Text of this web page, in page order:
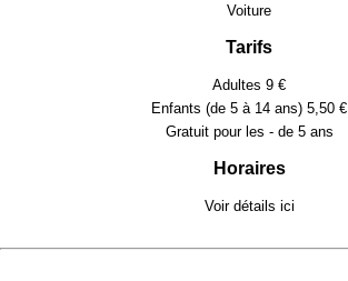
Voiture
Tarifs
Adultes 9 €
Enfants (de 5 à 14 ans) 5,50 €
Gratuit pour les - de 5 ans
Horaires
Voir détails ici